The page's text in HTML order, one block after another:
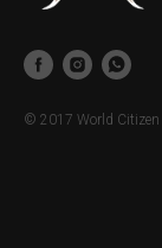
© 2017 World Citizen